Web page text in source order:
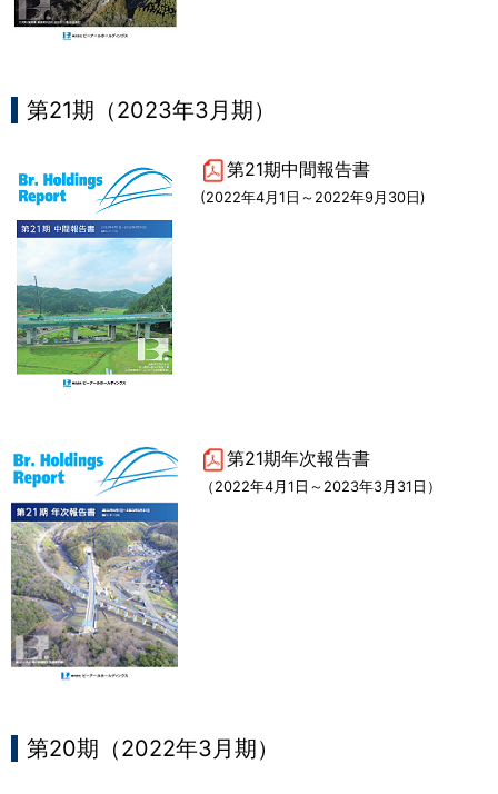
第21期（2023年3月期）
第21期中間報告書
(2022年4月1日～2022年9月30日)
第21期年次報告書
（2022年4月1日～2023年3月31日）
第20期（2022年3月期）